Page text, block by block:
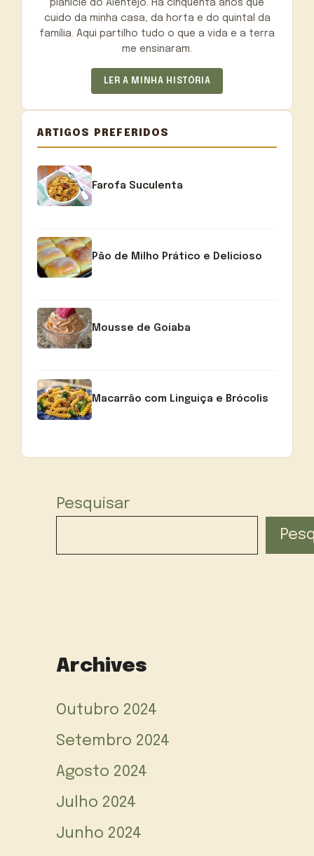
planície do Alentejo. Há cinquenta anos que
cuido da minha casa, da horta e do quintal da
família. Aqui partilho tudo o que a vida e a terra
me ensinaram.
LER A MINHA HISTÓRIA
ARTIGOS PREFERIDOS
Farofa Suculenta
Pão de Milho Prático e Delicioso
Mousse de Goiaba
Macarrão com Linguiça e Brócolis
Pesquisar
Archives
Outubro 2024
Setembro 2024
Agosto 2024
Julho 2024
Junho 2024